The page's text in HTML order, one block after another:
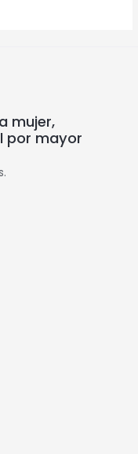
mujer,
por mayor